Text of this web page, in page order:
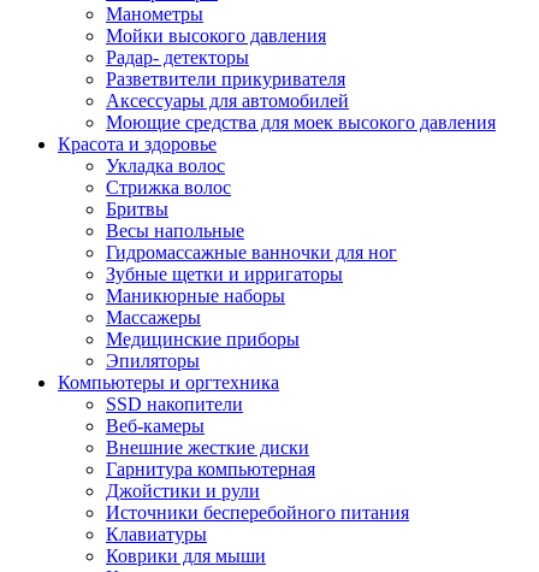
Манометры
Мойки высокого давления
Радар- детекторы
Разветвители прикуривателя
Аксессуары для автомобилей
Моющие средства для моек высокого давления
Красота и здоровье
Укладка волос
Стрижка волос
Бритвы
Весы напольные
Гидромассажные ванночки для ног
Зубные щетки и ирригаторы
Маникюрные наборы
Массажеры
Медицинские приборы
Эпиляторы
Компьютеры и оргтехника
SSD накопители
Веб-камеры
Внешние жесткие диски
Гарнитура компьютерная
Джойстики и рули
Источники бесперебойного питания
Клавиатуры
Коврики для мыши